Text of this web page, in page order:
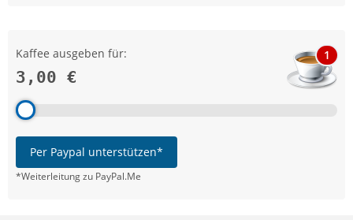
Kaffee ausgeben für:
3,00 €
1
Per Paypal unterstützen*
*Weiterleitung zu PayPal.Me